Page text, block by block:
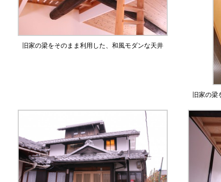
旧家の梁をそのまま利用した、和風モダンな天井
旧家の